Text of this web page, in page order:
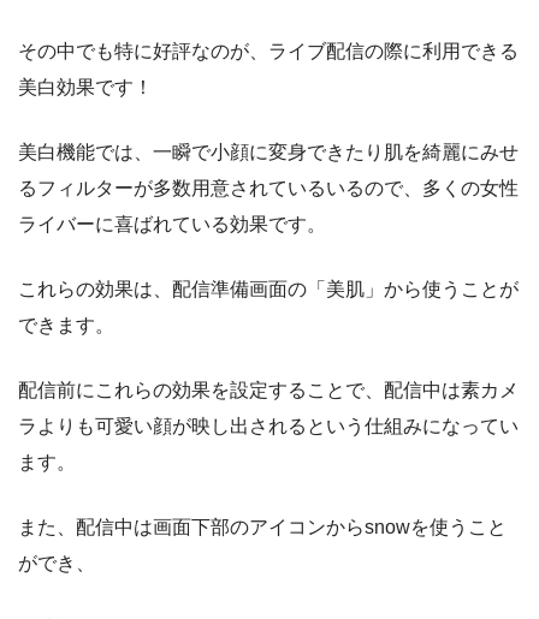
その中でも特に好評なのが、ライブ配信の際に利用できる
美白効果です！
美白機能では、一瞬で小顔に変身できたり肌を綺麗にみせ
るフィルターが多数用意されているいるので、多くの女性
ライバーに喜ばれている効果です。
これらの効果は、配信準備画面の「美肌」から使うことが
できます。
配信前にこれらの効果を設定することで、配信中は素カメ
ラよりも可愛い顔が映し出されるという仕組みになってい
ます。
また、配信中は画面下部のアイコンからsnowを使うこと
ができ、